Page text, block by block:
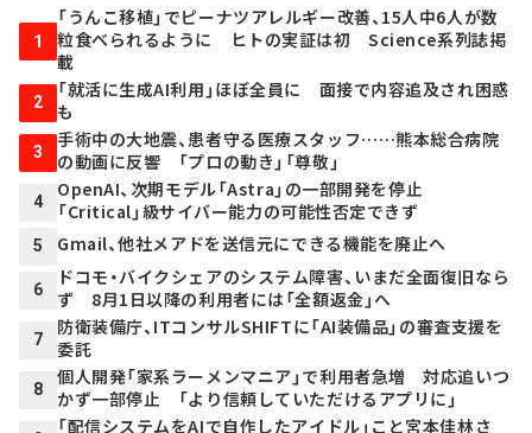
1
「うんこ移植」でピーナツアレルギー改善、15人中6人が数
粒食べられるように ヒトの実証は初 Science系列誌掲
載
2
「就活に生成AI利用」ほぼ全員に 面接で内容追及され困惑
も
3
手術中の大地震、患者守る医療スタッフ……熊本総合病院
の動画に反響 「プロの動き」「尊敬」
4
OpenAI、次期モデル「Astra」の一部開発を停止
「Critical」級サイバー能力の可能性否定できず
5 Gmail、他社メアドを送信元にできる機能を廃止へ
6
ドコモ・バイクシェアのシステム障害、いまだ全面復旧なら
ず 8月1日以降の利用者には「全額返金」へ
7
防衛装備庁、ITコンサルSHIFTに「AI装備品」の審査支援を
委託
8
個人開発「家系ラーメンマニア」で利用者急増 対応追いつ
かず一部停止 「より信頼していただけるアプリに」
「配信システムをAIで自作したアイドル」こと宮本佳林さ